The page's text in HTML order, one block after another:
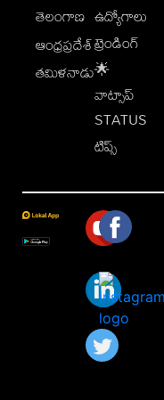
తెలంగాణ
ఆంధ్రప్రదేశ్
తమిళనాడు
ఉద్యోగాలు
ట్రెండింగ్
🌟
వాట్సాప్
STATUS
టిప్స్